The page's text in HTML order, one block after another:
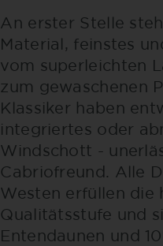
An erster Stelle
Material, feinstes
vom superleichten
zum gewaschenen
Klassiker haben
integriertes oder
Windschott -
Cabriofreund. Alle
Westen erfüllen die
Qualitätsstufe und
Entendaunen und